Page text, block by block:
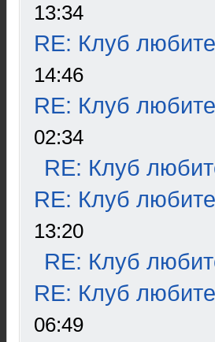
13:34
RE: Клуб
14:46
RE: Клуб
02:34
RE: Клуб
RE: Клуб
13:20
RE: Клуб
RE: Клуб
06:49